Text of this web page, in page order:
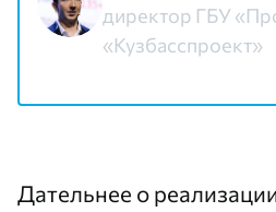
директор ГБУ
«Кузбасспроект»
Дательнее о